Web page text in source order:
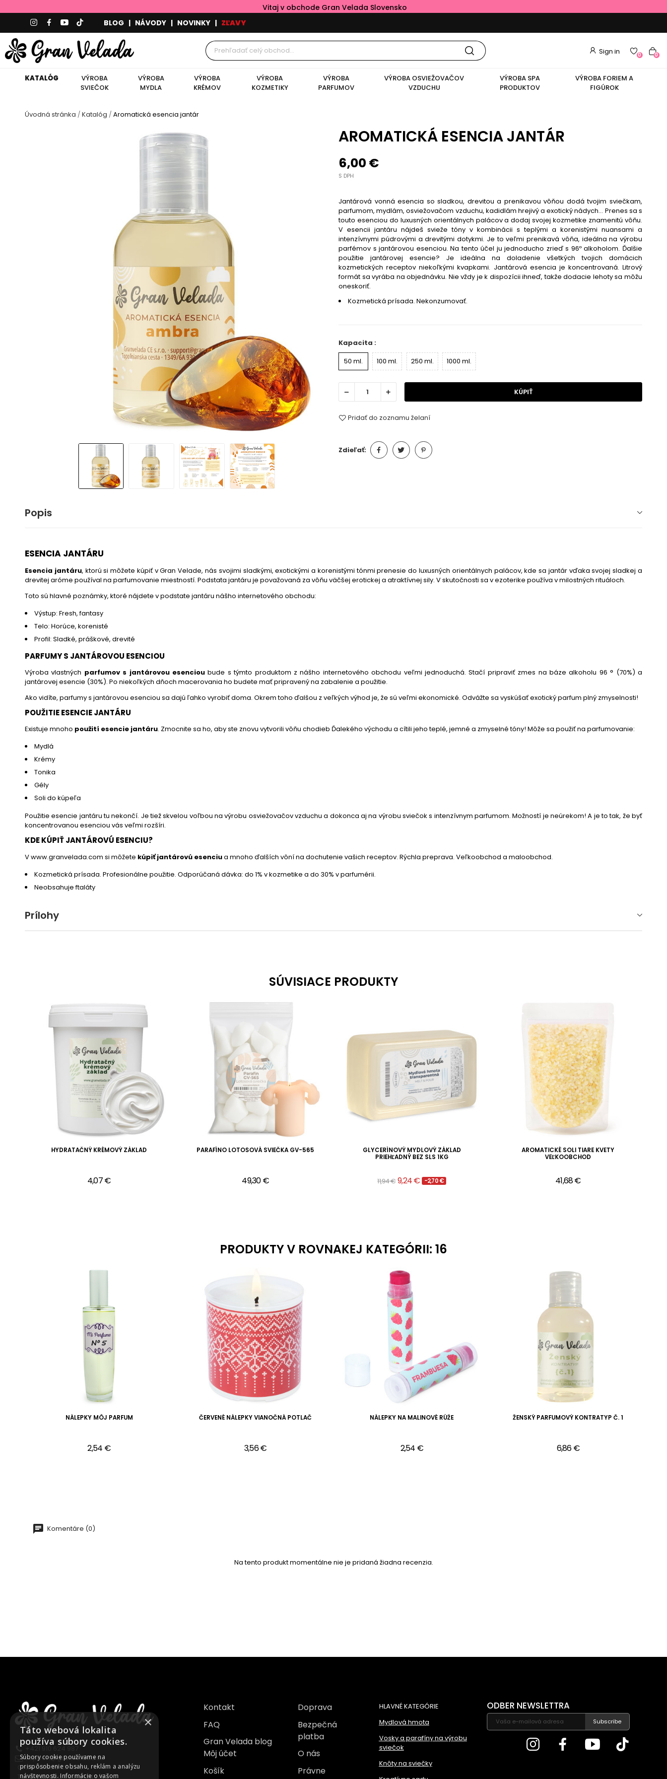
Vitaj v obchode Gran Velada Slovensko
BLOG | NÁVODY | NOVINKY | ZĽAVY
Sign in 0 0
KATALÓG
VÝROBA
SVIEČOK
VÝROBA
MYDLA
VÝROBA
KRÉMOV
VÝROBA
KOZMETIKY
VÝROBA
PARFUMOV
VÝROBA OSVIEŽOVAČOV
VZDUCHU
VÝROBA SPA
PRODUKTOV
VÝROBA FORIEM A
FIGÚROK
Úvodná stránka Katalóg Aromatická esencia jantár
AROMATICKÁ ESENCIA JANTÁR
6,00 €
S DPH
Jantárová vonná esencia so sladkou, drevitou a prenikavou vôňou dodá tvojim sviečkam,
parfumom, mydlám, osviežovačom vzduchu, kadidlám hrejivý a exotický nádych... Prenes sa s
touto esenciou do luxusných orientálnych palácov a dodaj svojej kozmetike znamenitú vôňu.
V esencii jantáru nájdeš svieže tóny v kombinácii s teplými a korenistými nuansami a
intenzívnymi púdrovými a drevitými dotykmi. Je to veľmi prenikavá vôňa, ideálna na výrobu
parfémov s jantárovou esenciou. Na tento účel ju jednoducho zrieď s 96º alkoholom. Ďalšie
použitie jantárovej esencie? Je ideálna na doladenie všetkých tvojich domácich
kozmetických receptov niekoľkými kvapkami. Jantárová esencia je koncentrovaná. Litrový
formát sa vyrába na objednávku. Nie vždy je k dispozícii ihneď, takže dodacie lehoty sa môžu
oneskoriť.
Kozmetická prísada. Nekonzumovať.
Kapacita :
50 ml.
100 ml. 250 ml. 1000 ml.
KÚPIŤ
Pridať do zoznamu želaní
Zdieľať:
Popis
ESENCIA JANTÁRU
Esencia jantáru, ktorú si môžete kúpiť v Gran Velade, nás svojimi sladkými, exotickými a korenistými tónmi prenesie do luxusných orientálnych palácov, kde sa jantár vďaka svojej sladkej a
drevitej aróme používal na parfumovanie miestností. Podstata jantáru je považovaná za vôňu väčšej erotickej a atraktívnej sily. V skutočnosti sa v ezoterike používa v milostných rituáloch.
Toto sú hlavné poznámky, ktoré nájdete v podstate jantáru nášho internetového obchodu:
Výstup: Fresh, fantasy
Telo: Horúce, korenisté
Profil: Sladké, práškové, drevité
PARFUMY S JANTÁROVOU ESENCIOU
Výroba vlastných parfumov s jantárovou esenciou bude s týmto produktom z nášho internetového obchodu veľmi jednoduchá. Stačí pripraviť zmes na báze alkoholu 96 ° (70%) a
jantárovej esencie (30%). Po niekoľkých dňoch macerovania ho budete mať pripravený na zabalenie a použitie.
Ako vidíte, parfumy s jantárovou esenciou sa dajú ľahko vyrobiť doma. Okrem toho ďalšou z veľkých výhod je, že sú veľmi ekonomické. Odvážte sa vyskúšať exotický parfum plný zmyselnosti!
POUŽITIE ESENCIE JANTÁRU
Existuje mnoho použití esencie jantáru. Zmocnite sa ho, aby ste znovu vytvorili vôňu chodieb Ďalekého východu a cítili jeho teplé, jemné a zmyselné tóny! Môže sa použiť na parfumovanie:
Mydlá
Krémy
Tonika
Gély
Soli do kúpeľa
Použitie esencie jantáru tu nekončí. Je tiež skvelou voľbou na výrobu osviežovačov vzduchu a dokonca aj na výrobu sviečok s intenzívnym parfumom. Možností je neúrekom! A je to tak, že byť
koncentrovanou esenciou vás veľmi rozšíri.
KDE KÚPIŤ JANTÁROVÚ ESENCIU?
V www.granvelada.com si môžete kúpiť jantárovú esenciua mnoho ďalších vôní na dochutenie vašich receptov. Rýchla preprava. Veľkoobchod a maloobchod.
Kozmetická prísada. Profesionálne použitie. Odporúčaná dávka: do 1% v kozmetike a do 30% v parfumérii.
Neobsahuje ftaláty
Prílohy
SÚVISIACE PRODUKTY
HYDRATAČNÝ KRÉMOVÝ ZÁKLAD
4,07 €
PARAFÍNO LOTOSOVÁ SVIEČKA GV-565
49,30 €
GLYCERÍNOVÝ MYDLOVÝ ZÁKLAD
PRIEHĽADNÝ BEZ SLS 1KG
11,94 € 9,24 € -2,70 €
AROMATICKÉ SOLI TIARE KVETY
VEĽKOOBCHOD
41,68 €
PRODUKTY V ROVNAKEJ KATEGÓRII: 16
NÁLEPKY MÔJ PARFUM
2,54 €
ČERVENÉ NÁLEPKY VIANOČNÁ POTLAČ
3,56 €
NÁLEPKY NA MALINOVÉ RÚŽE
2,54 €
ŽENSKÝ PARFUMOVÝ KONTRATYP Č. 1
6,86 €
Komentáre (0)
Na tento produkt momentálne nie je pridaná žiadna recenzia.
support@granvelada.sk
Gran Velada CE s.r.o.
Topoľnianska cesta 1349/6A
Kontakt
FAQ
Gran Velada blog
Môj účet
Košík
Doprava
Bezpečná
platba
O nás
Právne
HLAVNÉ KATEGÓRIE
Mydlová hmota
Vosky a parafíny na výrobu
sviečok
Knôty na sviečky
ODBER NEWSLETTRA
Subscribe
×
Táto webová lokalita
používa súbory cookies.
Súbory cookie používame na
prispôsobenie obsahu, reklám a analýzu
návštevnosti. Informácie o vašom